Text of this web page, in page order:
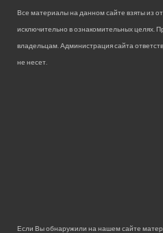
Все материалы на данном сайте взяты из
исключительно в ознакомительных целях.
владельцам. Администрация сайта
не несет.
Если Вы обнаружили на нашем сайте